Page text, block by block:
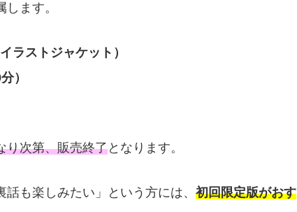
ます。
ラストジャケット）
）
り次第、販売終了となります。
も楽しみたい」という方には、 初回限定版がおす